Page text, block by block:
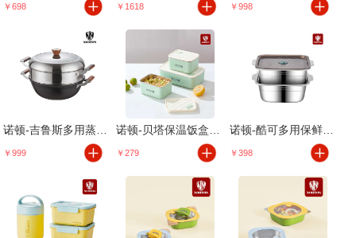
￥698 ￥1618 ￥998
￥999 ￥279
诺顿-酷可多用保鲜方锅
￥398